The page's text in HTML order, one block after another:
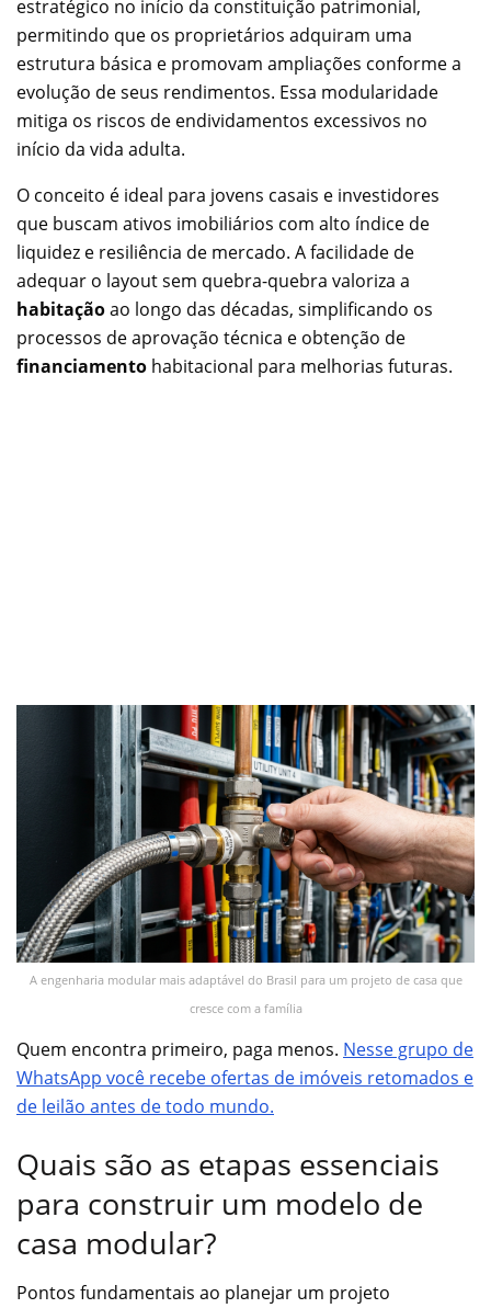
estratégico no início da constituição patrimonial,
permitindo que os proprietários adquiram uma
estrutura básica e promovam ampliações conforme a
evolução de seus rendimentos. Essa modularidade
mitiga os riscos de endividamentos excessivos no
início da vida adulta.
O conceito é ideal para jovens casais e investidores
que buscam ativos imobiliários com alto índice de
liquidez e resiliência de mercado. A facilidade de
adequar o layout sem quebra-quebra valoriza a
habitaçãoao longo das décadas, simplificando os
processos de aprovação técnica e obtenção de
financiamento habitacional para melhorias futuras.
A engenharia modular mais adaptável do Brasil para um projeto de casa que
cresce com a família
Quem encontra primeiro, paga menos. Nesse grupo de
WhatsApp você recebe ofertas de imóveis retomados e
de leilão antes de todo mundo.
Quais são as etapas essenciais
para construir um modelo de
casa modular?
Pontos fundamentais ao planejar um projeto